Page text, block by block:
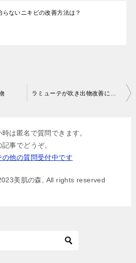
らないニキビの改善方法は？
ラミューテが吹き出物改善に良い理由
は匿名で質問できます。
事でどうぞ。
他の質問受付中です
美肌の森, All rights reserved